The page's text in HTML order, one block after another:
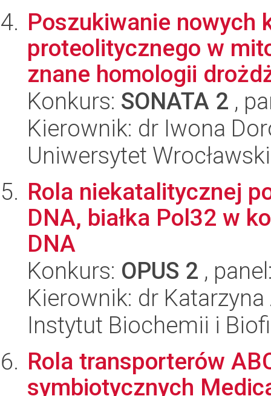
Poszukiwanie nowych
proteolitycznego w
znane homologii
Konkurs: SONATA 2 ,
Kierownik: dr Iwona
Uniwersytet
Rola niekatalitycznej
DNA, białka Pol32 w
DNA
Konkurs: OPUS 2 ,
Kierownik: dr
Instytut Biochemii i
Rola transporterów
symbiotycznych